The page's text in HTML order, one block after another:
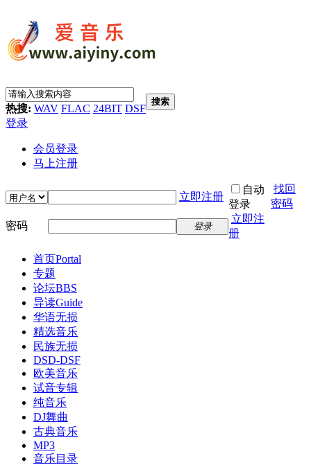
热搜: WAV FLAC 24BIT DSF
搜索
登录
会员登录
马上注册
立即注册
自动
登录
找回
密码
密码
登录
立即注
册
首页Portal
专题
论坛BBS
导读Guide
华语无损
精选音乐
民族无损
DSD-DSF
欧美音乐
试音专辑
纯音乐
DJ舞曲
古典音乐
MP3
音乐目录